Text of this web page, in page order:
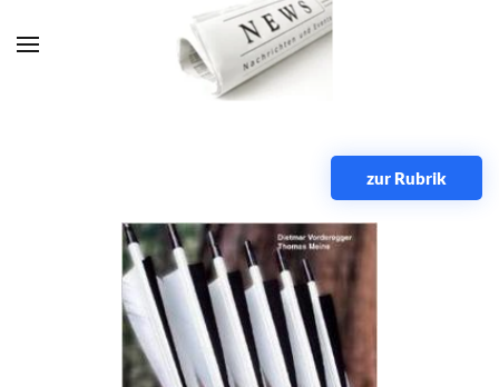
Zum Hauptinhalt springen
zur Rubrik